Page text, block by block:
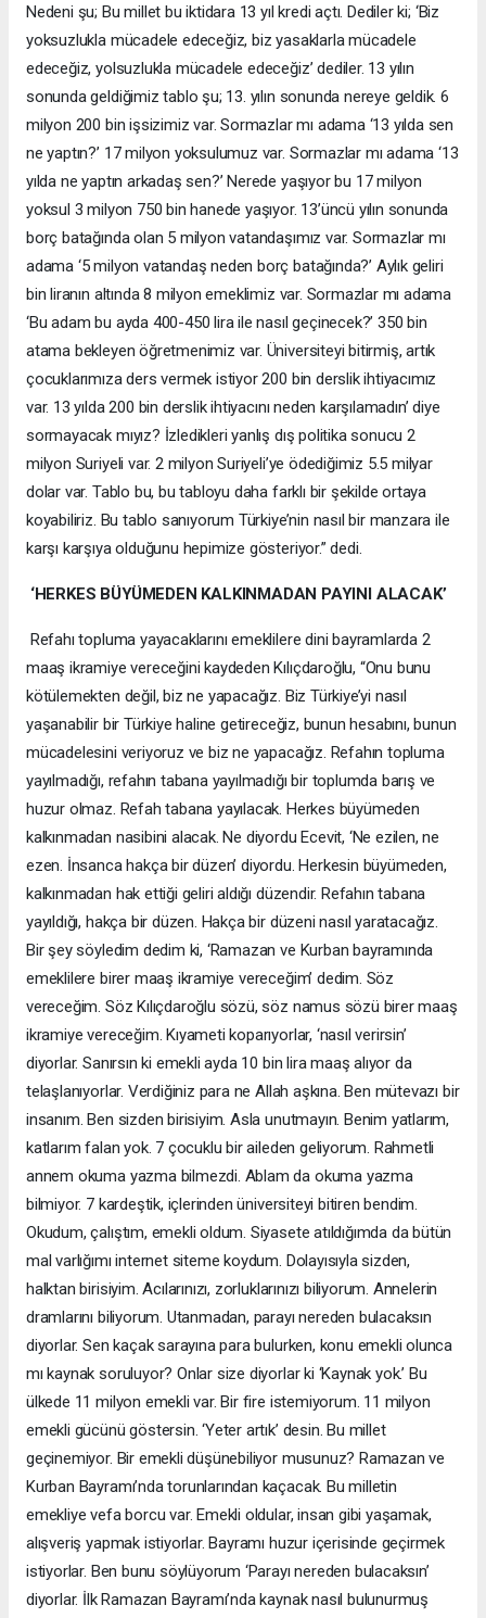
Nedeni şu; Bu millet bu iktidara 13 yıl kredi açtı. Dediler ki; ‘Biz
yoksuzlukla mücadele edeceğiz, biz yasaklarla mücadele
edeceğiz, yolsuzlukla mücadele edeceğiz’ dediler. 13 yılın
sonunda geldiğimiz tablo şu; 13. yılın sonunda nereye geldik. 6
milyon 200 bin işsizimiz var. Sormazlar mı adama ‘13 yılda sen
ne yaptın?’ 17 milyon yoksulumuz var. Sormazlar mı adama ‘13
yılda ne yaptın arkadaş sen?’ Nerede yaşıyor bu 17 milyon
yoksul 3 milyon 750 bin hanede yaşıyor. 13’üncü yılın sonunda
borç batağında olan 5 milyon vatandaşımız var. Sormazlar mı
adama ‘5 milyon vatandaş neden borç batağında?’ Aylık geliri
bin liranın altında 8 milyon emeklimiz var. Sormazlar mı adama
‘Bu adam bu ayda 400-450 lira ile nasıl geçinecek?’ 350 bin
atama bekleyen öğretmenimiz var. Üniversiteyi bitirmiş, artık
çocuklarımıza ders vermek istiyor 200 bin derslik ihtiyacımız
var. 13 yılda 200 bin derslik ihtiyacını neden karşılamadın’ diye
sormayacak mıyız? İzledikleri yanlış dış politika sonucu 2
milyon Suriyeli var. 2 milyon Suriyeli’ye ödediğimiz 5.5 milyar
dolar var. Tablo bu, bu tabloyu daha farklı bir şekilde ortaya
koyabiliriz. Bu tablo sanıyorum Türkiye’nin nasıl bir manzara ile
karşı karşıya olduğunu hepimize gösteriyor.” dedi.
‘HERKES BÜYÜMEDEN KALKINMADAN PAYINI ALACAK’
Refahı topluma yayacaklarını emeklilere dini bayramlarda 2
maaş ikramiye vereceğini kaydeden Kılıçdaroğlu, “Onu bunu
kötülemekten değil, biz ne yapacağız. Biz Türkiye’yi nasıl
yaşanabilir bir Türkiye haline getireceğiz, bunun hesabını, bunun
mücadelesini veriyoruz ve biz ne yapacağız. Refahın topluma
yayılmadığı, refahın tabana yayılmadığı bir toplumda barış ve
huzur olmaz. Refah tabana yayılacak. Herkes büyümeden
kalkınmadan nasibini alacak. Ne diyordu Ecevit, ‘Ne ezilen, ne
ezen. İnsanca hakça bir düzen’ diyordu. Herkesin büyümeden,
kalkınmadan hak ettiği geliri aldığı düzendir. Refahın tabana
yayıldığı, hakça bir düzen. Hakça bir düzeni nasıl yaratacağız.
Bir şey söyledim dedim ki, ‘Ramazan ve Kurban bayramında
emeklilere birer maaş ikramiye vereceğim’ dedim. Söz
vereceğim. Söz Kılıçdaroğlu sözü, söz namus sözü birer maaş
ikramiye vereceğim. Kıyameti koparıyorlar, ‘nasıl verirsin’
diyorlar. Sanırsın ki emekli ayda 10 bin lira maaş alıyor da
telaşlanıyorlar. Verdiğiniz para ne Allah aşkına. Ben mütevazı bir
insanım. Ben sizden birisiyim. Asla unutmayın. Benim yatlarım,
katlarım falan yok. 7 çocuklu bir aileden geliyorum. Rahmetli
annem okuma yazma bilmezdi. Ablam da okuma yazma
bilmiyor. 7 kardeştik, içlerinden üniversiteyi bitiren bendim.
Okudum, çalıştım, emekli oldum. Siyasete atıldığımda da bütün
mal varlığımı internet siteme koydum. Dolayısıyla sizden,
halktan birisiyim. Acılarınızı, zorluklarınızı biliyorum. Annelerin
dramlarını biliyorum. Utanmadan, parayı nereden bulacaksın
diyorlar. Sen kaçak sarayına para bulurken, konu emekli olunca
mı kaynak soruluyor? Onlar size diyorlar ki ‘Kaynak yok.’ Bu
ülkede 11 milyon emekli var. Bir fire istemiyorum. 11 milyon
emekli gücünü göstersin. ‘Yeter artık’ desin. Bu millet
geçinemiyor. Bir emekli düşünebiliyor musunuz? Ramazan ve
Kurban Bayramı’nda torunlarından kaçacak. Bu milletin
emekliye vefa borcu var. Emekli oldular, insan gibi yaşamak,
alışveriş yapmak istiyorlar. Bayramı huzur içerisinde geçirmek
istiyorlar. Ben bunu söylüyorum ‘Parayı nereden bulacaksın’
diyorlar. İlk Ramazan Bayramı’nda kaynak nasıl bulunurmuş